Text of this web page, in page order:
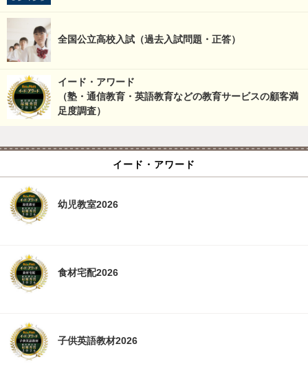
全国公立高校入試（過去入試問題・正答）
イード・アワード
（塾・通信教育・英語教育などの教育サービスの顧客満
足度調査）
イード・アワード
幼児教室2026
食材宅配2026
子供英語教材2026